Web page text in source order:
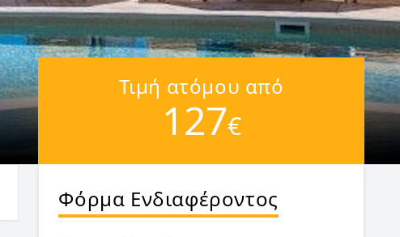
Τιμή ατόμου από
127€
Φόρμα Ενδιαφέροντος